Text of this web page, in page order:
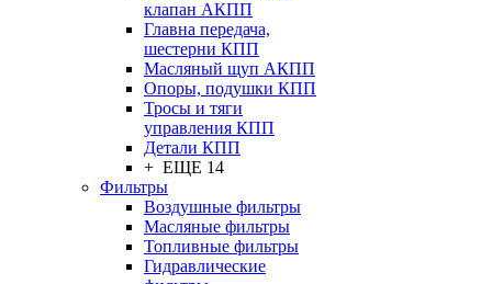
клапан АКПП
Главна передача,
шестерни КПП
Масляный щуп АКПП
Опоры, подушки КПП
Тросы и тяги
управления КПП
Детали КПП
+ ЕЩЕ 14
Фильтры
Воздушные фильтры
Масляные фильтры
Топливные фильтры
Гидравлические